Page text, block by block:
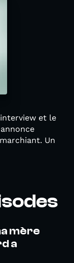
et le
Un
mère
a